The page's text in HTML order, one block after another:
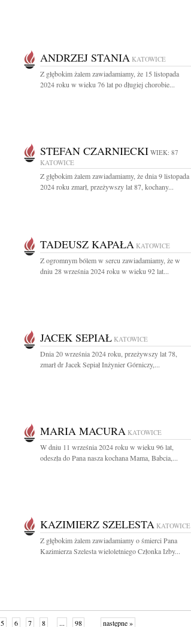
ANDRZEJ STANIA KATOWICE
Z głębokim żalem zawiadamiamy, że 15 listopada
2024 roku w wieku 76 lat po długiej chorobie...
STEFAN CZARNIECKI WIEK: 87
KATOWICE
Z głębokim żalem zawiadamiamy, że dnia 9 listopada
2024 roku zmarł, przeżywszy lat 87, kochany...
TADEUSZ KAPAŁA KATOWICE
Z ogromnym bólem w sercu zawiadamiamy, że w
dniu 28 września 2024 roku w wieku 92 lat...
JACEK SEPIAŁ KATOWICE
Dnia 20 września 2024 roku, przeżywszy lat 78,
zmarł dr Jacek Sepiał Inżynier Górniczy,...
MARIA MACURA KATOWICE
W dniu 11 września 2024 roku w wieku 96 lat,
odeszła do Pana nasza kochana Mama, Babcia,...
KAZIMIERZ SZELESTA KATOWICE
Z głębokim żalem zawiadamiamy o śmierci Pana
Kazimierza Szelesta wieloletniego Członka Izby...
5 6 7 8 ... 98 następne »